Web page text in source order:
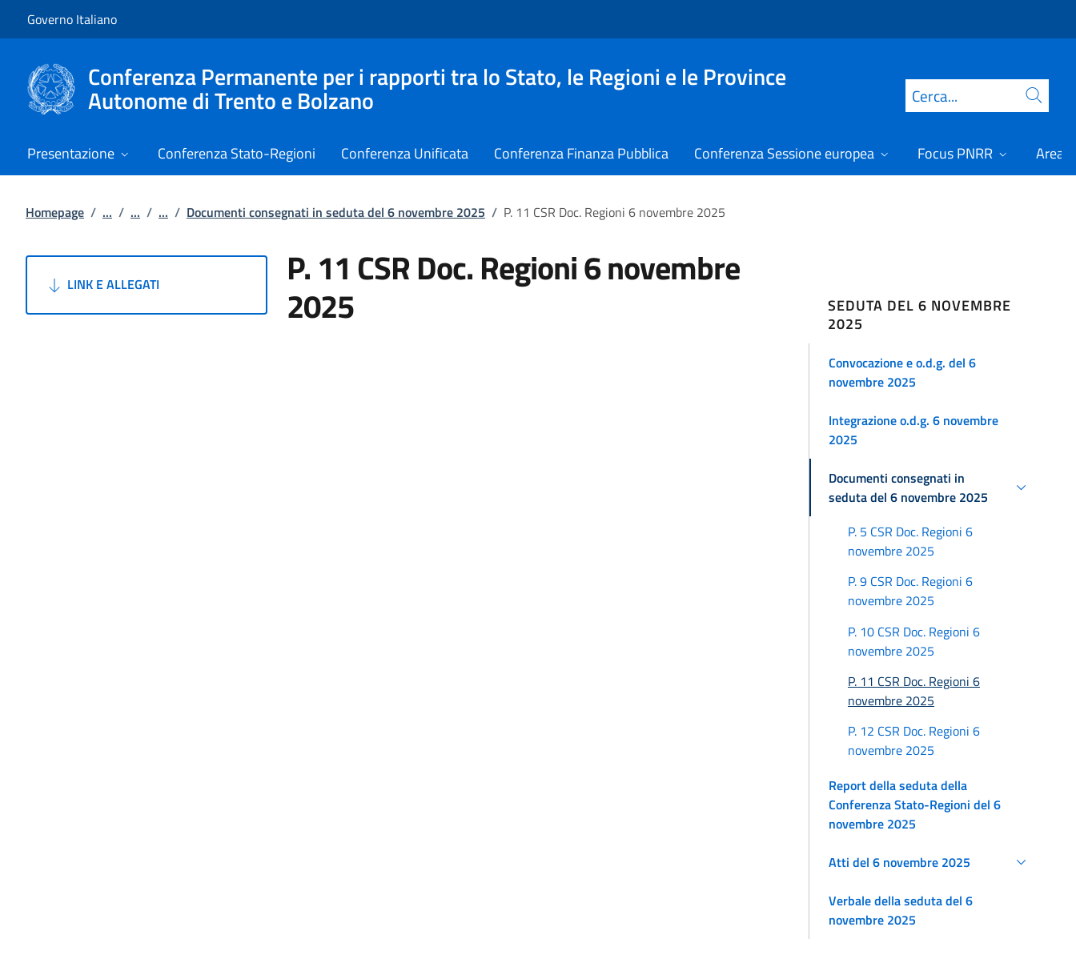
Governo Italiano
Conferenza Permanente per i rapporti tra lo Stato, le Regioni e le Province
Autonome di Trento e Bolzano Cerca
Presentazione Conferenza Stato-Regioni Conferenza Unificata Conferenza Finanza Pubblica Conferenza Sessione europea Focus PNRR Area
Homepage / ... / ... / ... / Documenti consegnati in seduta del 6 novembre 2025 / P. 11 CSR Doc. Regioni 6 novembre 2025
LINK E ALLEGATI P. 11 CSR Doc. Regioni 6 novembre
2025
SEDUTA DEL 6 NOVEMBRE
2025
Convocazione e o.d.g. del 6
novembre 2025
Integrazione o.d.g. 6 novembre
2025
Documenti consegnati in
seduta del 6 novembre 2025
P. 5 CSR Doc. Regioni 6
novembre 2025
P. 9 CSR Doc. Regioni 6
novembre 2025
P. 10 CSR Doc. Regioni 6
novembre 2025
P. 11 CSR Doc. Regioni 6
novembre 2025
P. 12 CSR Doc. Regioni 6
novembre 2025
Report della seduta della
Conferenza Stato-Regioni del 6
novembre 2025
Atti del 6 novembre 2025
Verbale della seduta del 6
novembre 2025